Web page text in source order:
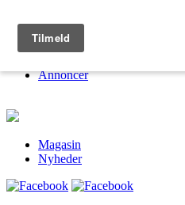
Om
Annoncer
Magasin
Nyheder